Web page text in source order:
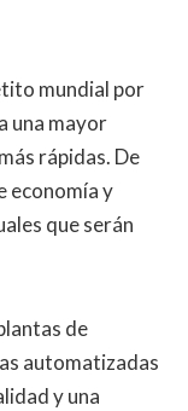
mundial por
una mayor
rápidas. De
economía y
que serán
de
automatizadas
y una